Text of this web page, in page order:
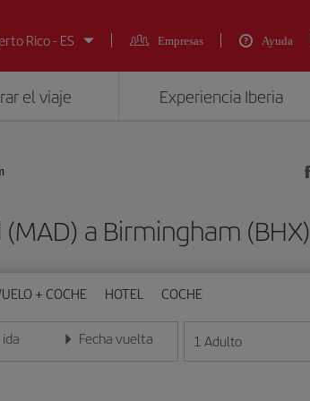
Rico - ES Empresas Ayuda
el viaje Experiencia Iberia
a Birmingham (BHX)
+ COCHE HOTEL COCHE
la fecha en formato día/mes/año
Fecha vuelta
Introduce la fecha en formato día/mes/año
1 Adulto